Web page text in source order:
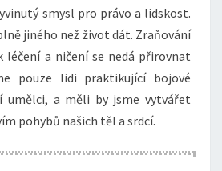
smysl pro právo a lidskost.
jiného než život dát. Zraňování
léčení a ničení se nedá přirovnat
pouze lidi praktikující bojové
umělci, a měli by jsme vytvářet
pohybů našich těl a srdcí.